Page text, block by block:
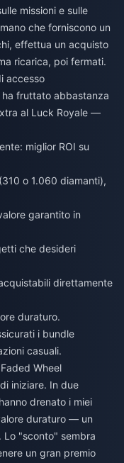
missioni e sulle
che forniscono un
effettua un acquisto
ricarica, poi fermati.
accesso
fruttato abbastanza
al Luck Royale —
miglior ROI su
o 1.060 diamanti),
garantito in
che desideri
direttamente
duraturo.
i bundle
casuali.
Wheel
iniziare. In due
drenato i miei
duraturo — un
"sconto" sembra
un gran premio